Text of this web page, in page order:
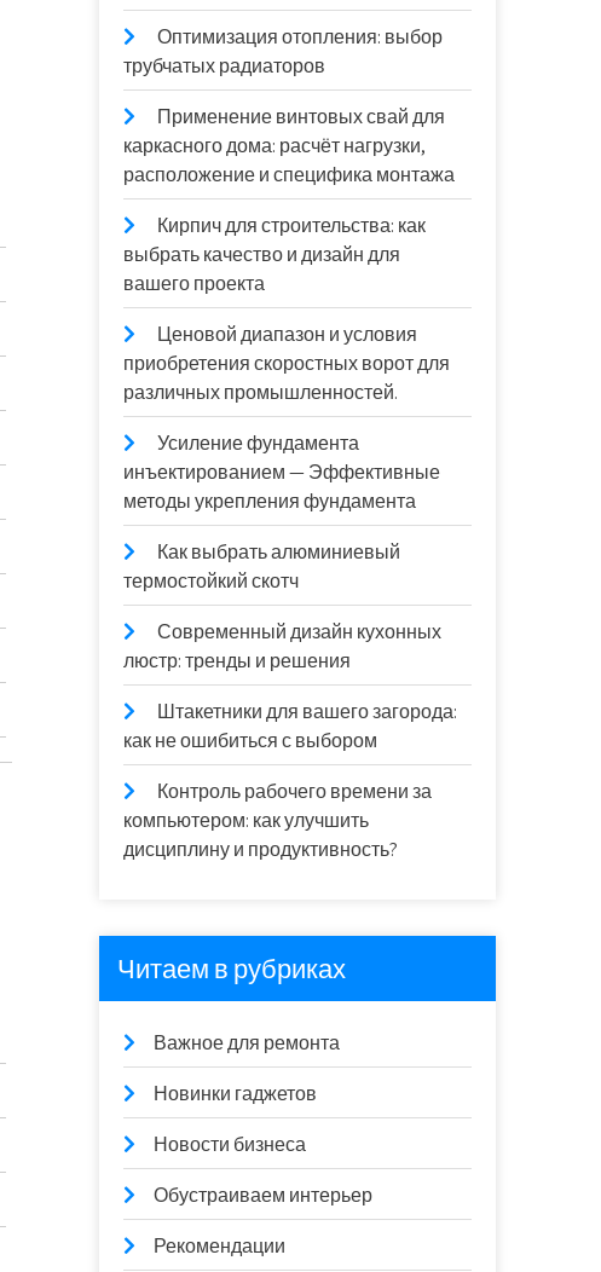
Оптимизация отопления: выбор
трубчатых радиаторов
Применение винтовых свай для
каркасного дома: расчёт нагрузки,
расположение и специфика монтажа
Кирпич для строительства: как
выбрать качество и дизайн для
вашего проекта
Ценовой диапазон и условия
приобретения скоростных ворот для
различных промышленностей.
Усиление фундамента
инъектированием — Эффективные
методы укрепления фундамента
Как выбрать алюминиевый
термостойкий скотч
Современный дизайн кухонных
люстр: тренды и решения
Штакетники для вашего загорода:
как не ошибиться с выбором
Контроль рабочего времени за
компьютером: как улучшить
дисциплину и продуктивность?
Читаем в рубриках
Важное для ремонта
Новинки гаджетов
Новости бизнеса
Обустраиваем интерьер
Рекомендации